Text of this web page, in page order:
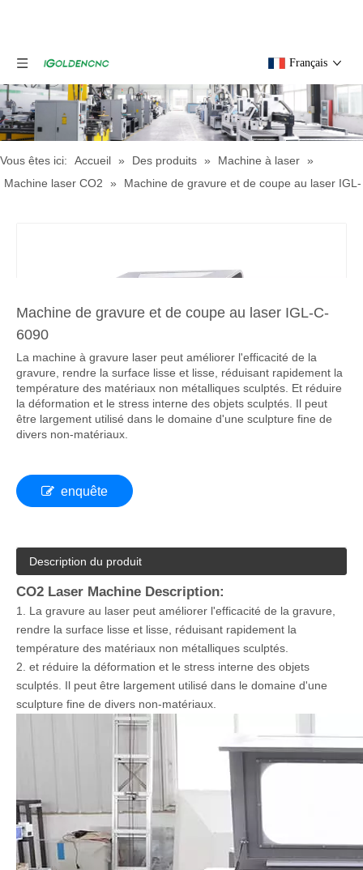
Vous êtes ici: Accueil » Des produits » Machine à laser »
Machine de gravure et de coupe au laser IGL-C-
6090
La machine à gravure laser peut améliorer l'efficacité de la
gravure, rendre la surface lisse et lisse, réduisant rapidement la
température des matériaux non métalliques sculptés. Et réduire
la déformation et le stress interne des objets sculptés. Il peut
être largement utilisé dans le domaine d'une sculpture fine de
divers non-matériaux.
Description du produit
CO2 Laser Machine Description: